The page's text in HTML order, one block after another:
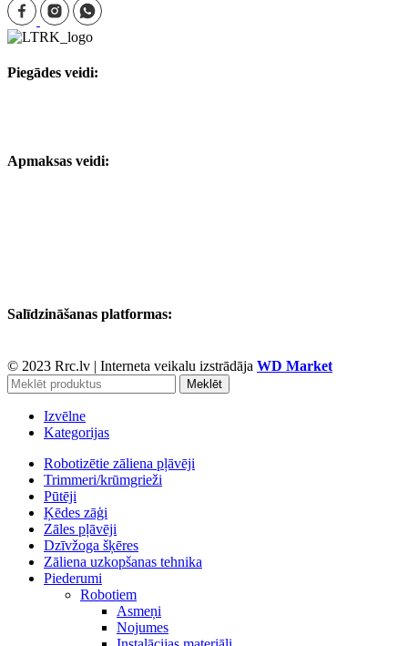
Piegādes veidi:
Apmaksas veidi:
Salīdzināšanas platformas:
© 2023 Rrc.lv | Interneta veikalu izstrādāja WD Market
Meklēt
Izvēlne
Kategorijas
Robotizētie zāliena pļāvēji
Trimmeri/krūmgrieži
Pūtēji
Ķēdes zāģi
Zāles pļāvēji
Dzīvžoga šķēres
Zāliena uzkopšanas tehnika
Piederumi
Robotiem
Asmeņi
Nojumes